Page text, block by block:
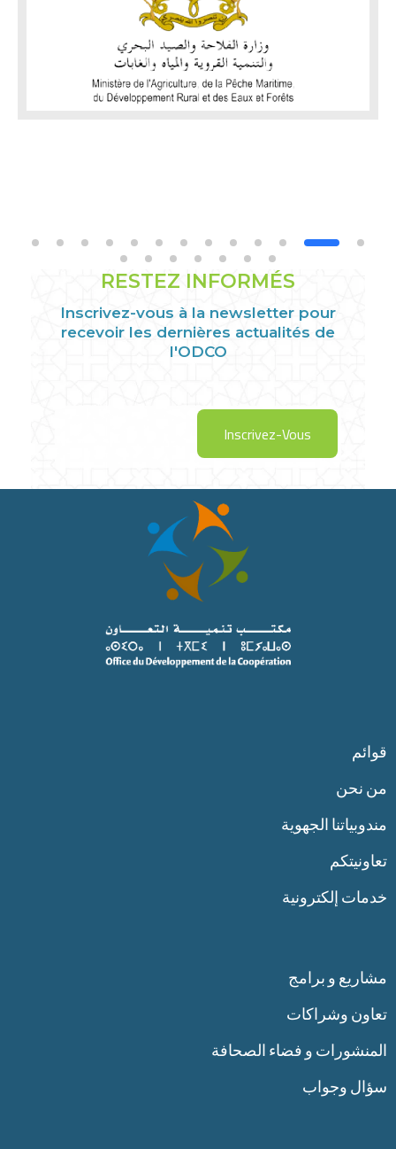
RESTEZ INFORMÉS
Inscrivez-vous à la newsletter pour
recevoir les dernières actualités de
l'ODCO
Inscrivez-Vous
قوائم
من نحن
مندوبياتنا الجهوية
تعاونيتكم
خدمات إلكترونية
مشاريع و برامج
تعاون وشراكات
المنشورات و فضاء الصحافة
سؤال وجواب